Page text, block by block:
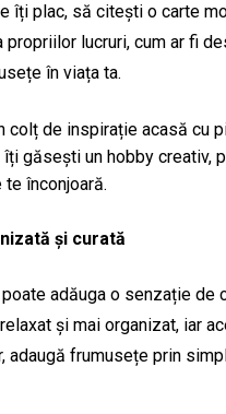
îți plac, să citești o carte
propriilor lucruri, cum ar fi
în viața ta.
colț de inspirație acasă cu
găsești un hobby creativ,
înconjoară.
și curată
adăuga o senzație
și mai organizat, iar
adaugă frumusețe prin